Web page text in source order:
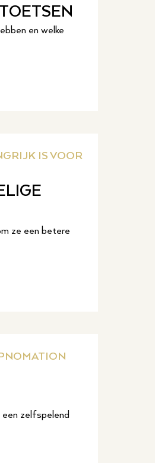
en welke
IS VOOR
ze een betere
een zelfspelend